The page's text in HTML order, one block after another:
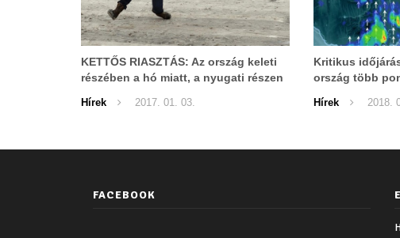
KETTŐS RIASZTÁS: Az ország keleti
részében a hó miatt, a nyugati részen
Hírek 2017. 01. 03.
Kritikus
ország több
Hírek 2018.
FACEBOOK